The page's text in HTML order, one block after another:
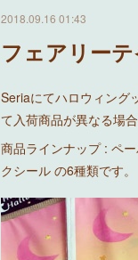
2018.09.16 01:43
フェアリー
Seriaにてハロウィング
て入荷商品が異なる場
商品ラインナップ : ペ
クシール の6種類です。